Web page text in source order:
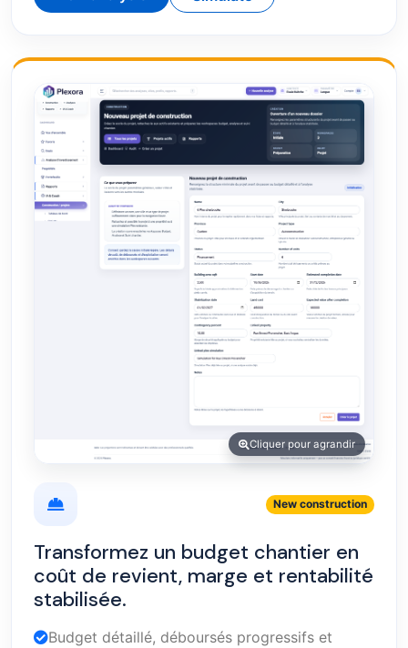
Cliquer pour agrandir
New construction
Transformez un budget chantier en
coût de revient, marge et rentabilité
stabilisée.
Budget détaillé, déboursés progressifs et